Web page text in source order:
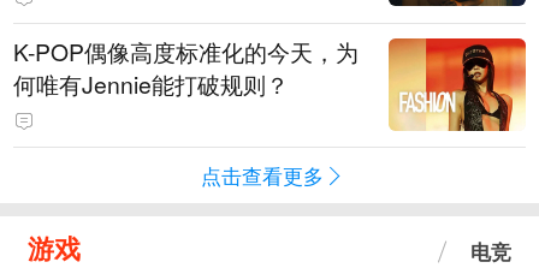
K-POP偶像高度标准化的今天，为
何唯有Jennie能打破规则？
点击查看更多
游戏 电竞